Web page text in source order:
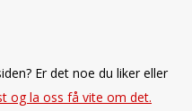
Er det noe du liker eller
og la oss få vite om det.